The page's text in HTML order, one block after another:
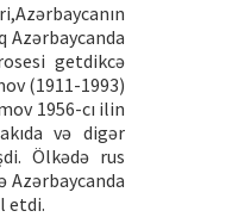
Azərbaycanda
getdikcə
(1911-1993)
1956-cı ilin
və digər
Ölkədə rus
Azərbaycanda
etdi.